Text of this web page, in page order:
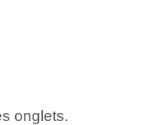
onglets.